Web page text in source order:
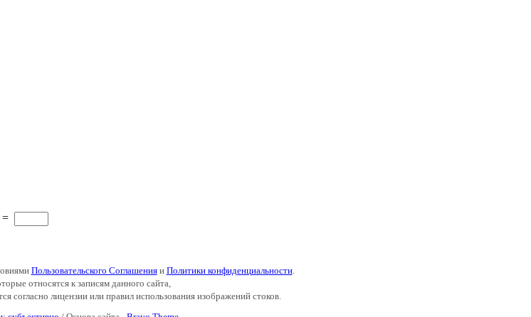
=
Пользовательского Соглашенияи Политики конфиденциальности.
относятся к записям данного сайта,
согласно лицензии или правил использования изображений стоков.